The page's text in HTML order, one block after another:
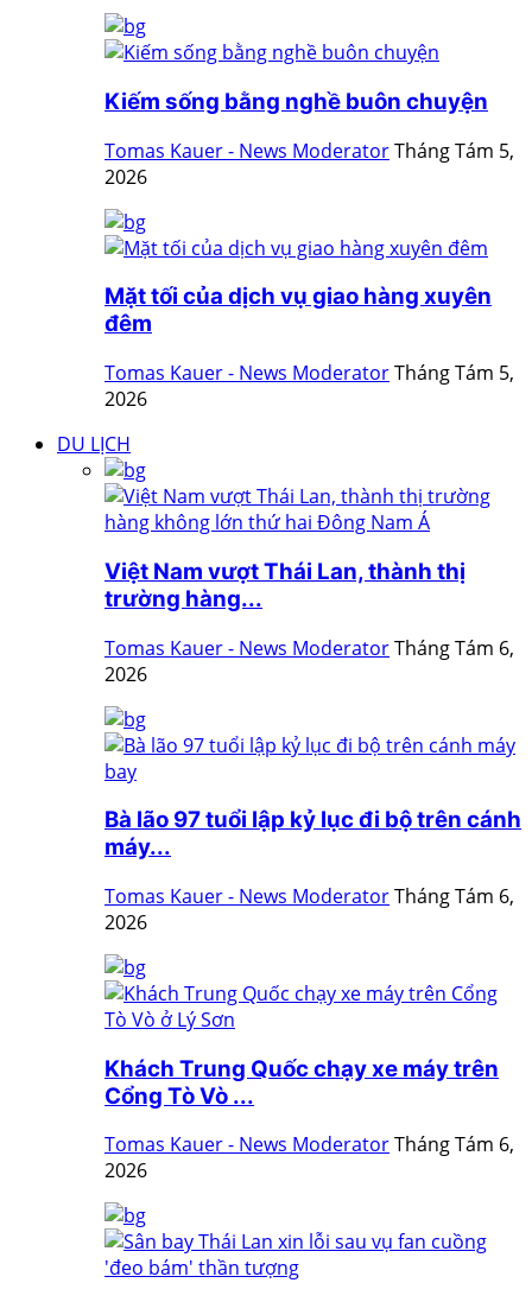
Kiếm sống bằng nghề buôn chuyện
Tomas Kauer - News ModeratorTháng Tám 5,
2026
Mặt tối của dịch vụ giao hàng xuyên
đêm
Tomas Kauer - News ModeratorTháng Tám 5,
2026
DU LỊCH
Việt Nam vượt Thái Lan, thành thị
trường hàng...
Tomas Kauer - News ModeratorTháng Tám 6,
2026
Bà lão 97 tuổi lập kỷ lục đi bộ trên cánh
máy...
Tomas Kauer - News ModeratorTháng Tám 6,
2026
Khách Trung Quốc chạy xe máy trên
Cổng Tò Vò ...
Tomas Kauer - News ModeratorTháng Tám 6,
2026